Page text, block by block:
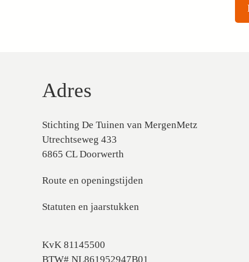
Adres
Stichting De Tuinen van MergenMetz
Utrechtseweg 433
6865 CL Doorwerth
Route en openingstijden
Statuten en jaarstukken
KvK 81145500
BTW# NL861952947B01